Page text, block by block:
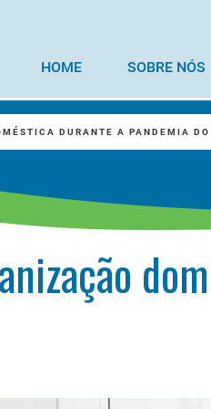
HOME SOBRE NÓS
DURANTE A PANDEMIA DO